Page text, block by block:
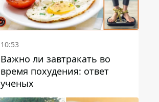
10:53
Важно ли завтракать во
время похудения: ответ
ученых